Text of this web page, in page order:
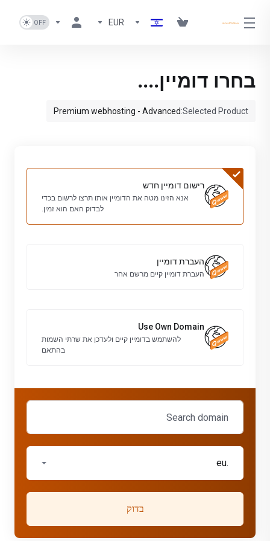
EUR
בחרו דומיין....
Selected Product:
Premium webhosting - Advanced
רישום דומיין חדש
אנא הזינו מטה את הדומיין אותו תרצו לרשום בכדי
לבדוק האם הוא זמין.
העברת דומיין
העברת דומיין קיים מרשם אחר
Use Own Domain
להשתמש בדומיין קיים ולעדכן את שרתי השמות
בהתאם
.eu
בדוק